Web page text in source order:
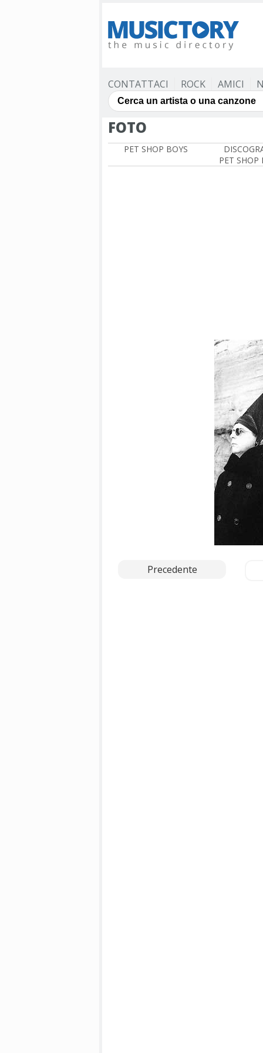
CONTATTACI ROCK AMICI
FOTO
PET SHOP BOYS
PET SHOP
Precedente